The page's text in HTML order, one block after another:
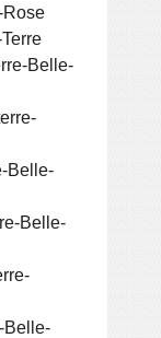
Rose
Belle-
Belle-
Belle-
Belle-